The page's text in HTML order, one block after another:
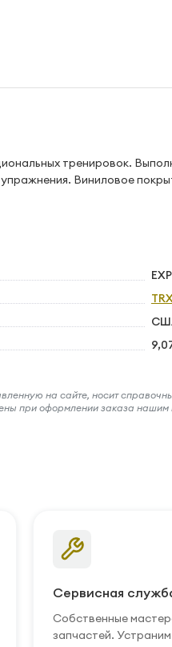
тренировок.
Виниловое
на сайте, носит
при оформлении заказа
Сервисная
Собственные
запчастей. Устраним